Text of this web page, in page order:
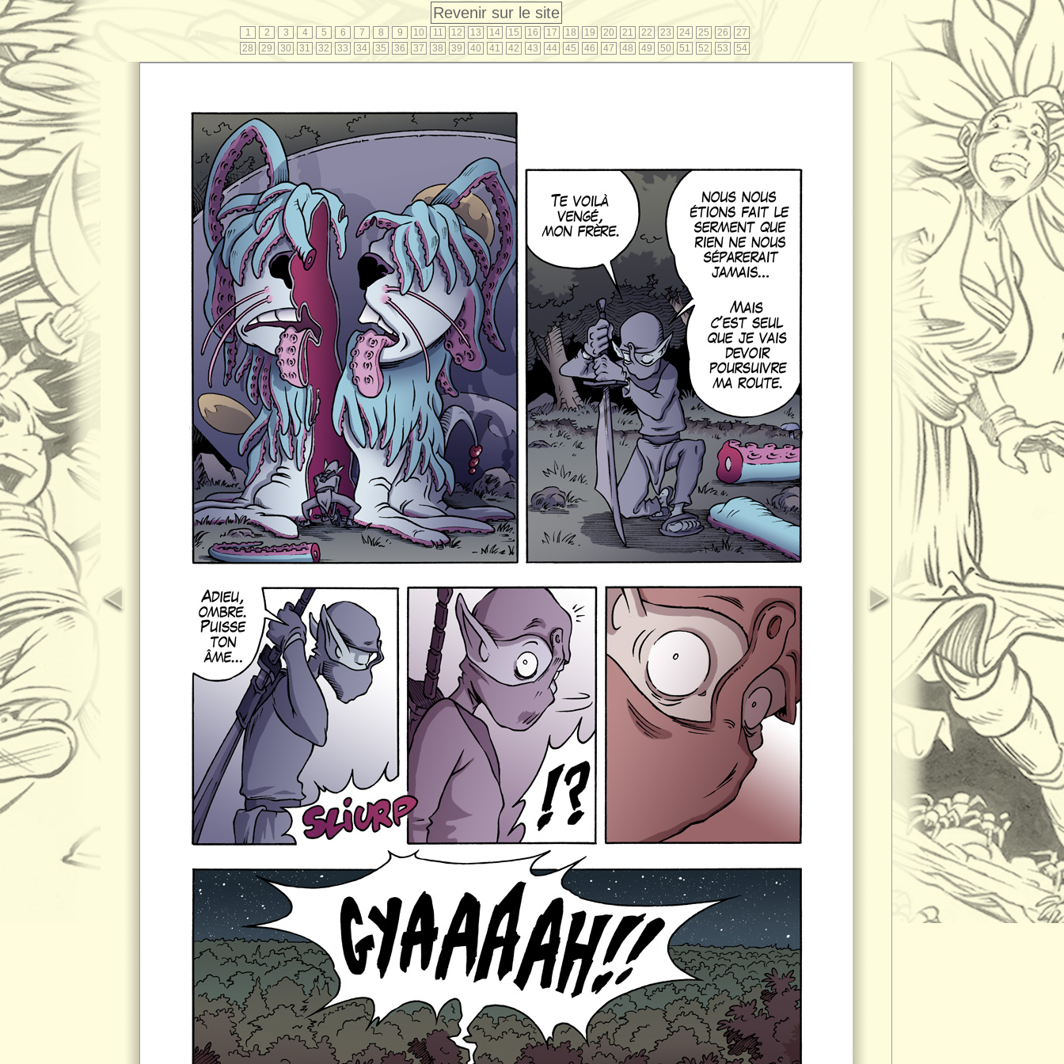
Revenir sur le site
1 2 3 4 5 6 7 8 9 10 11 12 13 14 15 16 17 18 19 20 21 22 23 24 25 26
27
28
29 30 31 32 33 34 35 36 37 38 39 40 41 42 43 44 45 46 47 48 49 50 51 52 53 54